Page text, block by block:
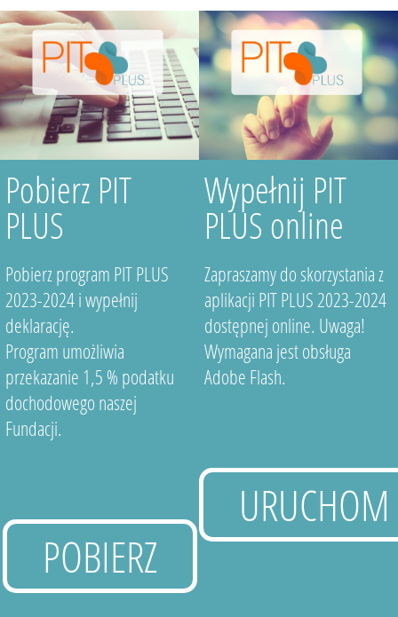
Pobierz PIT
PLUS
Pobierz program PIT PLUS
2023-2024 i wypełnij
deklarację.
Program umożliwia
przekazanie 1,5 % podatku
dochodowego naszej
Fundacji.
POBIERZ
Wypełnij PIT
PLUS online
Zapraszamy do skorzystania z
aplikacji PIT PLUS 2023-2024
dostępnej online. Uwaga!
Wymagana jest obsługa
Adobe Flash.
URUCHOM